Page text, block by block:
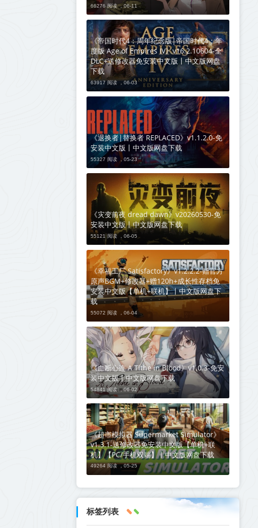
66276 阅读 ，06-11
《帝国时代4：周年纪念版|帝国时代4：年
度版 Age of Empires IV》v16.2.10604-全
DLC+送修改器免安装中文版丨中文版网盘
下载
63917 阅读 ，06-03
《退换者|替换者 REPLACED》v1.1.2.0-免
安装中文版丨中文版网盘下载
55327 阅读 ，05-23
《灾变前夜 dread dawn》v20260530-免
安装中文版丨中文版网盘下载
55121 阅读 ， 06-05
《幸福工厂 Satisfactory》v1.2.2.2-赠官方
原声BGM+修改器+赠120h+成长性存档免
安装中文版【单机+联机】丨中文版网盘下
载
55072 阅读 ， 06-04
《血断心连 A Tithe in Blood》v1.0.3-免安
装中文版丨中文版网盘下载
54841 阅读 ，06-02
《超市模拟器 Supermarket Simulator》
v1.3.1-送修改器免安装中文版【单机+联
机】【PC/手机双端】丨中文版网盘下载
49264 阅读 ，05-25
标签列表